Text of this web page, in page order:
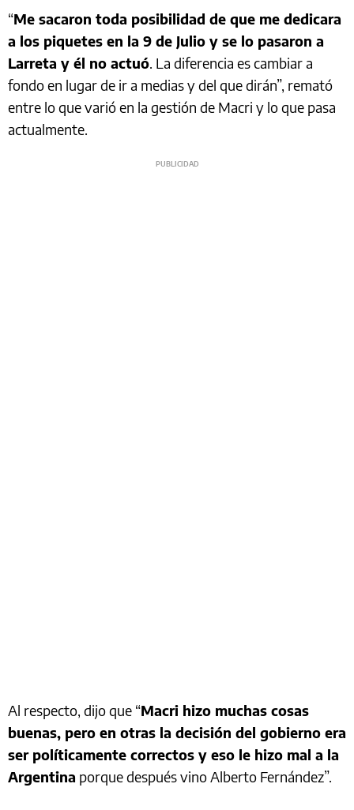
“Me sacaron toda posibilidad de que me dedicara
a los piquetes en la 9 de Julio y se lo pasaron a
Larreta y él no actuó. La diferencia es cambiar a
fondo en lugar de ir a medias y del que dirán”, remató
entre lo que varió en la gestión de Macri y lo que pasa
actualmente.
Al respecto, dijo que “Macri hizo muchas cosas
buenas, pero en otras la decisión del gobierno era
ser políticamente correctos y eso le hizo mal a la
Argentina porque después vino Alberto Fernández”.